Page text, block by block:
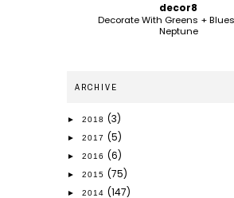
decor8
Decorate With Greens +
Neptune
ARCHIVE
► 2018 (3)
► 2017 (5)
► 2016 (6)
► 2015 (75)
► 2014 (147)